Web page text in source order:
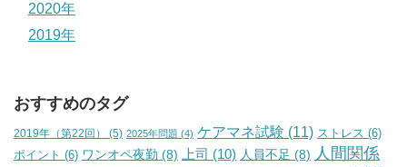
2020年
2019年
おすすめのタグ
2019年（第22回） (5) 2025年問題 (4) ケアマネ試験 (11) ストレス (6)
ポイント (6) ワンオペ夜勤 (8) 上司 (10) 人員不足 (8) 人間関係